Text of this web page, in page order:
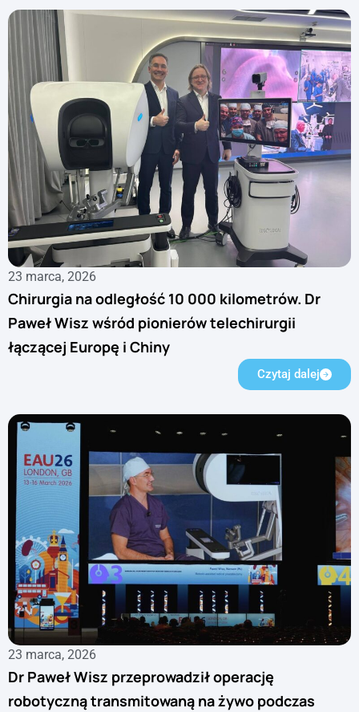
23 marca, 2026
Chirurgia na odległość 10 000 kilometrów. Dr
Paweł Wisz wśród pionierów telechirurgii
łączącej Europę i Chiny
Czytaj dalej
23 marca, 2026
Dr Paweł Wisz przeprowadził operację
robotyczną transmitowaną na żywo podczas